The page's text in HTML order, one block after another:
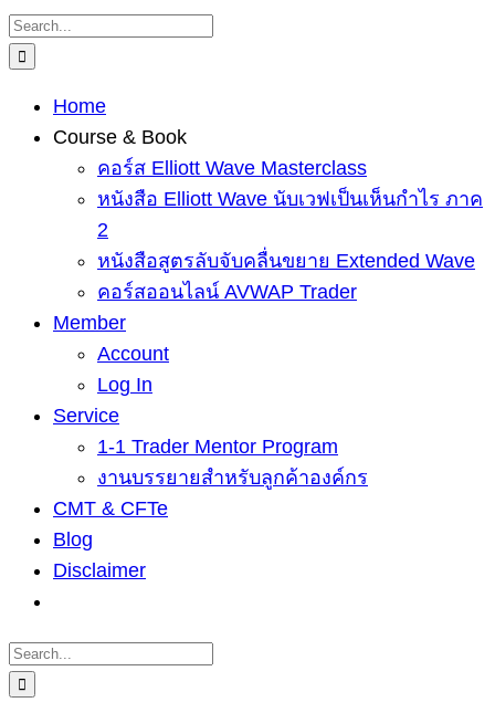
Skip
to
Search
for:
Home
Course & Book
คอร์ส Elliott Wave Masterclass
หนังสือ Elliott Wave นับเวฟเป็นเห็นกำไร ภาค
2
หนังสือสูตรลับจับคลื่นขยาย Extended Wave
คอร์สออนไลน์ AVWAP Trader
Member
Account
Log In
Service
1-1 Trader Mentor Program
งานบรรยายสำหรับลูกค้าองค์กร
CMT & CFTe
Blog
Disclaimer
Search
for: